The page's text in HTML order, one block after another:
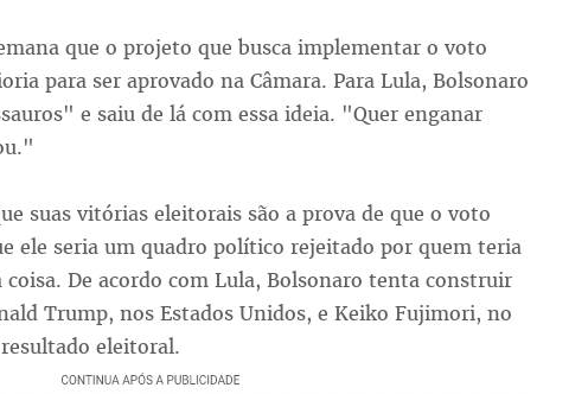
que o projeto que busca implementar o voto
para ser aprovado na Câmara. Para Lula, Bolsonaro
e saiu de lá com essa ideia. "Quer enganar
suas vitórias eleitorais são a prova de que o voto
ele seria um quadro político rejeitado por quem teria
De acordo com Lula, Bolsonaro tenta construir
Trump, nos Estados Unidos, e Keiko Fujimori, no
eleitoral.